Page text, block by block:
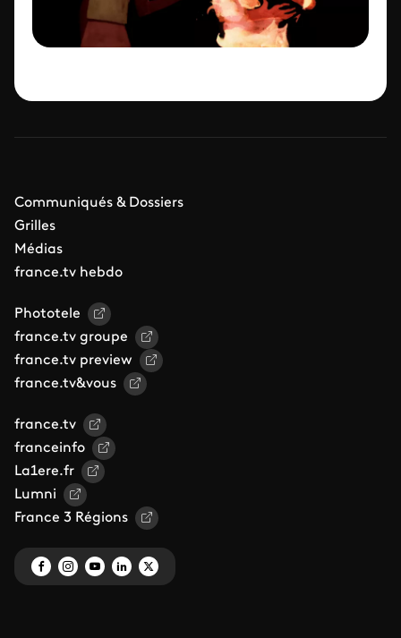
Communiqués & Dossiers
Grilles
Médias
france.tv hebdo
Phototele
france.tv groupe
france.tv preview
france.tv&vous
france.tv
franceinfo
La1ere.fr
Lumni
France 3 Régions